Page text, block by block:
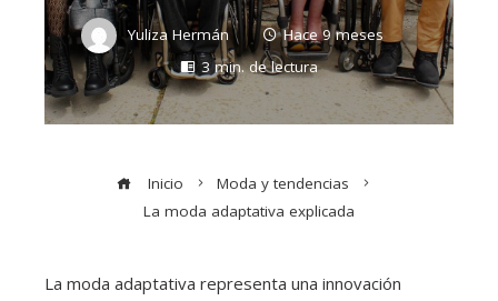
Yuliza Hermán
Hace 9 meses
3 min. de lectura
Inicio
Moda y tendencias
La moda adaptativa explicada
La moda adaptativa representa una innovación